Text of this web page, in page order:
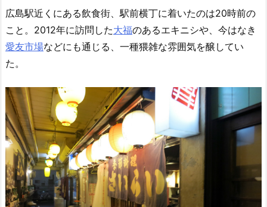
広島駅近くにある飲食街、駅前横丁に着いたのは20時前の
こと。2012年に訪問した大福のあるエキニシや、今はなき
愛友市場などにも通じる、一種猥雑な雰囲気を醸してい
た。